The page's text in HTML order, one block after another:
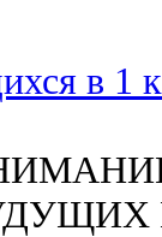
в 1